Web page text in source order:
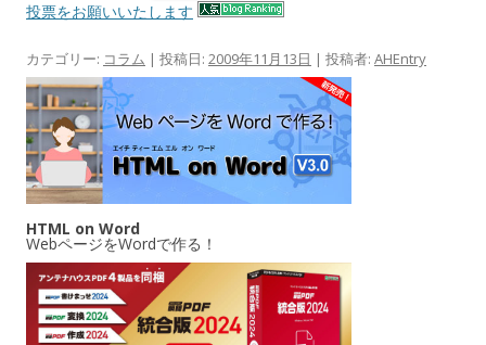
投票をお願いいたします
カテゴリー: コラム | 投稿日: 2009年11月13日 | 投稿者: AHEntry
HTML on Word
WebページをWordで作る！